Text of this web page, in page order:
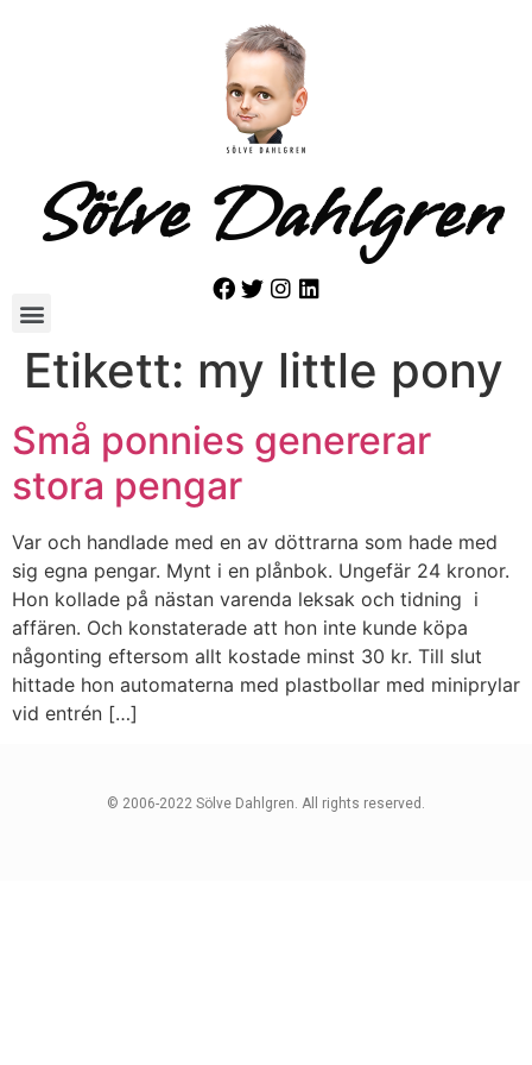
Sölve Dahlgren
Etikett: my little pony
Små ponnies genererar
stora pengar
Var och handlade med en av döttrarna som hade med
sig egna pengar. Mynt i en plånbok. Ungefär 24 kronor.
Hon kollade på nästan varenda leksak och tidning i
affären. Och konstaterade att hon inte kunde köpa
någonting eftersom allt kostade minst 30 kr. Till slut
hittade hon automaterna med plastbollar med miniprylar
vid entrén […]
© 2006-2022 Sölve Dahlgren. All rights reserved.